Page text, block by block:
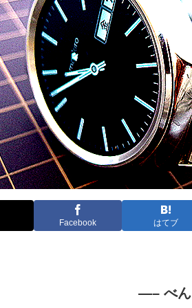
Facebook はてブ
—– べ